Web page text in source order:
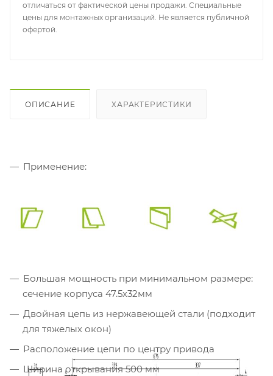
отличаться от фактической цены продажи. Специальные
цены для монтажных организаций. Не является публичной
офертой.
ОПИСАНИЕ ХАРАКТЕРИСТИКИ
Применение:
Большая мощность при минимальном размере:
сечение корпуса 47.5х32мм
Двойная цепь из нержавеющей стали (подходит
для тяжелых окон)
Расположение цепи по центру привода
Ширина открывания 500 мм